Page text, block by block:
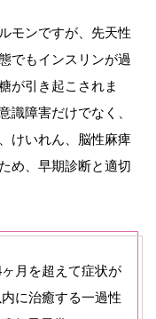
モンですが、先天性
でもインスリンが過
が引き起こされま
識障害だけでなく、
けいれん、脳性麻痺
め、早期診断と適切
月を超えて症状が
に治癒する一過性